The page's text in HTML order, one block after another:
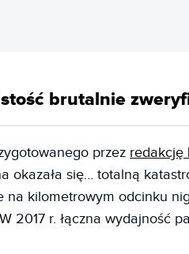
brutalnie
przez redakcję
okazała się… totalną
na kilometrowym odcinku
2017 r. łączna wydajność